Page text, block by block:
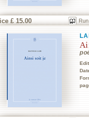
£ 15.00